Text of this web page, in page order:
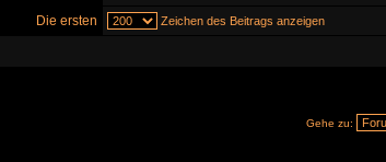
Die ersten Zeichen des Beitrags anzeigen
Gehe zu: